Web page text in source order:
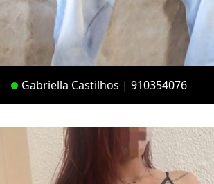
Gabriella Castilhos | 910354076